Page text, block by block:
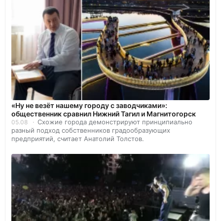
«Ну не везёт нашему городу с заводчиками»:
общественник сравнил Нижний Тагил и Магнитогорск
05.08
Схожие города демонстрируют принципиально
разный подход собственников градообразующих
предприятий, считает Анатолий Толстов.